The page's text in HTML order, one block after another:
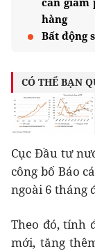
hàng
Bất động
CÓ THỂ BẠN
Cục Đầu tư
công bố Báo
ngoài 6 tháng
Theo đó, tính
mới, tăng